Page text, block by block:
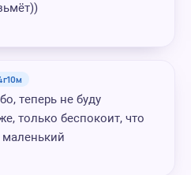
теперь не буду
только беспокоит, что